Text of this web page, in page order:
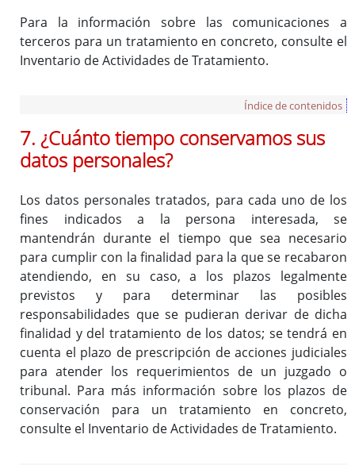
Para la información sobre las comunicaciones a
terceros para un tratamiento en concreto, consulte el
Inventario de Actividades de Tratamiento.
Índice de contenidos
7. ¿Cuánto tiempo conservamos sus
datos personales?
Los datos personales tratados, para cada uno de los
fines indicados a la persona interesada, se
mantendrán durante el tiempo que sea necesario
para cumplir con la finalidad para la que se recabaron
atendiendo, en su caso, a los plazos legalmente
previstos y para determinar las posibles
responsabilidades que se pudieran derivar de dicha
finalidad y del tratamiento de los datos; se tendrá en
cuenta el plazo de prescripción de acciones judiciales
para atender los requerimientos de un juzgado o
tribunal. Para más información sobre los plazos de
conservación para un tratamiento en concreto,
consulte el Inventario de Actividades de Tratamiento.